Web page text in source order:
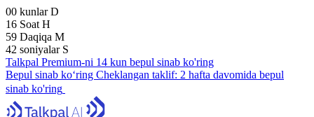
00 kunlarD
16 Soat H
59 Daqiqa M
41 soniyalar S
Talkpal Premium-ni 14 kun bepul sinab ko'ring
Bepul sinab ko‘ring Cheklangan taklif: 2 hafta davomida bepul
sinab ko'ring